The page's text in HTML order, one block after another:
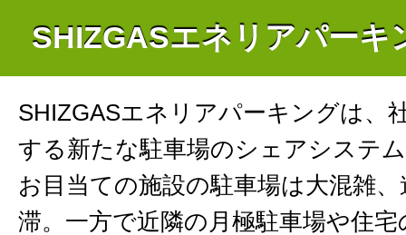
SHIZGASエネリアパーキ
SHIZGASエネリアパーキングは、
する新たな駐車場のシェアシステ
お目当ての施設の駐車場は大混雑
滞。一方で近隣の月極駐車場や住